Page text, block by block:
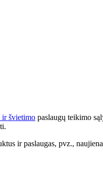
ir švietimo paslaugų teikimo
ir paslaugas, pvz.,